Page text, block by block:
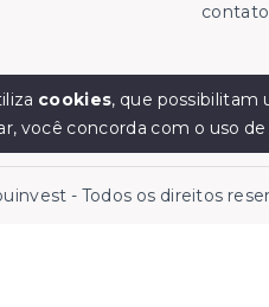
- Todos os direitos
cookies, que possibilitam
você concorda com o uso de